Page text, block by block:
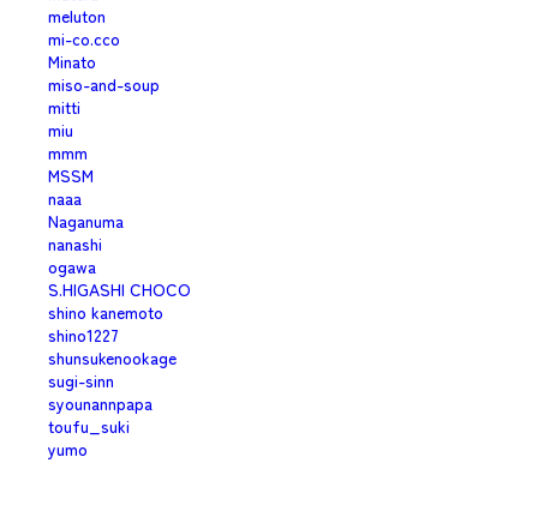
meluton
mi-co.cco
Minato
miso-and-soup
mitti
miu
mmm
MSSM
naaa
Naganuma
nanashi
ogawa
S.HIGASHI CHOCO
shino kanemoto
shino1227
shunsukenookage
sugi-sinn
syounannpapa
toufu_suki
yumo